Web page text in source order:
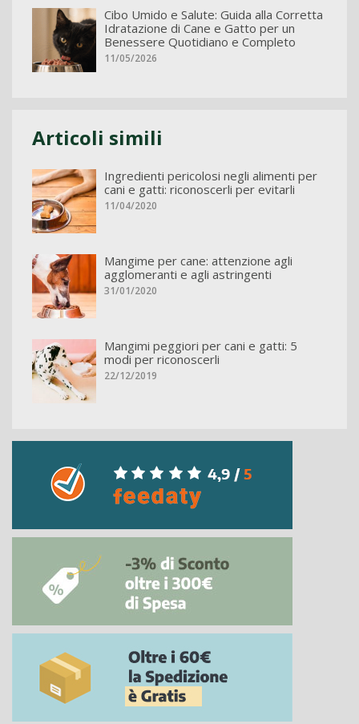
Cibo Umido e Salute: Guida alla Corretta
Idratazione di Cane e Gatto per un
Benessere Quotidiano e Completo
11/05/2026
Articoli simili
Ingredienti pericolosi negli alimenti per
cani e gatti: riconoscerli per evitarli
11/04/2020
Mangime per cane: attenzione agli
agglomeranti e agli astringenti
31/01/2020
Mangimi peggiori per cani e gatti: 5
modi per riconoscerli
22/12/2019